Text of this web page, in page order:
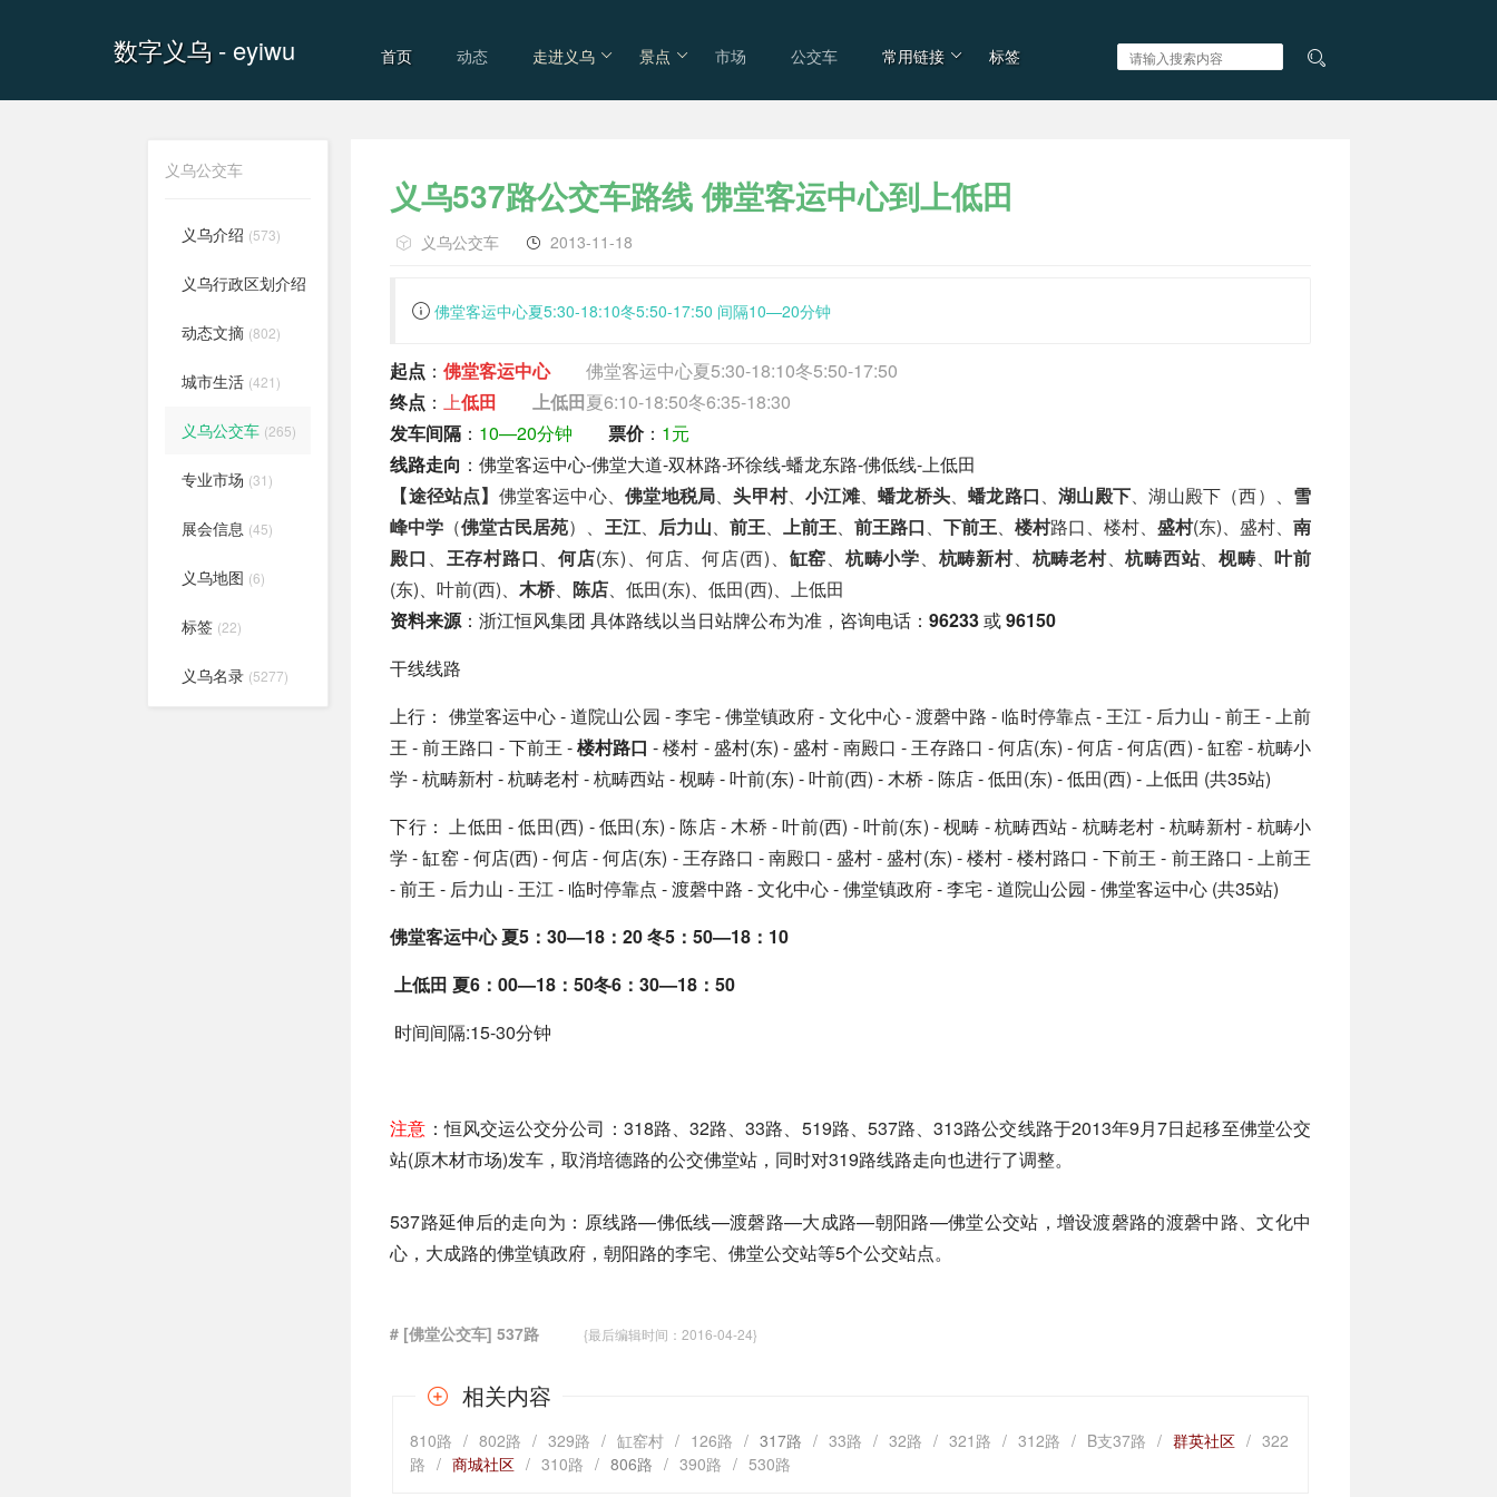
数字义乌 - eyiwu 首页 动态 走进义乌 景点 市场 公交车 常用链接 标签
义乌公交车
义乌介绍 (573)
义乌行政区划介绍
动态文摘 (802)
城市生活 (421)
义乌公交车 (265)
专业市场 (31)
展会信息 (45)
义乌地图 (6)
标签 (22)
义乌名录 (5277)
义乌537路公交车路线 佛堂客运中心到上低田
义乌公交车 2013-11-18
佛堂客运中心夏5:30-18:10冬5:50-17:50 间隔10—20分钟
起点 ：佛堂客运中心
佛堂客运中心夏5:30-18:10冬5:50-17:50
终点 ：上低田 上低田夏6:10-18:50冬6:35-18:30
发车间隔 ： 10—20分钟 票价： 1元
线路走向 ：佛堂客运中心-佛堂大道-双林路-环徐线-蟠龙东路-佛低线-上低田
【途径站点】 佛堂客运中心、佛堂地税局、头甲村、小江滩、蟠龙桥头、蟠龙路口、湖山殿下、湖山殿下（西）、 雪
峰中学 （佛堂古民居苑）、 王江、 后力山、 前王、 上前王、 前王路口、 下前王、 楼村路口、楼村、 盛村(东)、盛村、南
殿口 、 王存村路口、何店(东)、何店、何店(西)、 缸窑、 杭畴小学、 杭畴新村、 杭畴老村、杭畴西站、枧畴、叶前
(东)、叶前(西)、木桥、 陈店、低田(东)、低田(西)、上低田
资料来源：浙江恒风集团 具体路线以当日站牌公布为准，咨询电话：96233或96150
干线线路
上行： 佛堂客运中心 - 道院山公园 - 李宅 - 佛堂镇政府 - 文化中心 - 渡磬中路 - 临时停靠点 - 王江 - 后力山 - 前王 - 上前
王 - 前王路口 - 下前王 -楼村路口 - 楼村 - 盛村(东) - 盛村 - 南殿口 - 王存路口 - 何店(东) - 何店 - 何店(西) - 缸窑 - 杭畴小
学 - 杭畴新村 - 杭畴老村 - 杭畴西站 - 枧畴 - 叶前(东) - 叶前(西) - 木桥 - 陈店 - 低田(东) - 低田(西) - 上低田 (共35站)
下行： 上低田 - 低田(西) - 低田(东) - 陈店 - 木桥 - 叶前(西) - 叶前(东) - 枧畴 - 杭畴西站 - 杭畴老村 - 杭畴新村 - 杭畴小
学 - 缸窑 - 何店(西) - 何店 - 何店(东) - 王存路口 - 南殿口 - 盛村 - 盛村(东) - 楼村 - 楼村路口 - 下前王 - 前王路口 - 上前王
- 前王 - 后力山 - 王江 - 临时停靠点 - 渡磬中路 - 文化中心 - 佛堂镇政府 - 李宅 - 道院山公园 - 佛堂客运中心 (共35站)
佛堂客运中心 夏5：30—18：20 冬5：50—18：10
上低田 夏6：00—18：50冬6：30—18：50
时间间隔:15-30分钟
注意 ：恒风交运公交分公司：318路、32路、33路、519路、537路、313路公交线路于2013年9月7日起移至佛堂公交
站(原木材市场)发车，取消培德路的公交佛堂站，同时对319路线路走向也进行了调整。
537路延伸后的走向为：原线路—佛低线—渡磬路—大成路—朝阳路—佛堂公交站，增设渡磬路的渡磬中路、文化中
心，大成路的佛堂镇政府，朝阳路的李宅、佛堂公交站等5个公交站点。
# [佛堂公交车] 537路 {最后编辑时间：2016-04-24}
相关内容
810路 / 802路 / 329路 / 缸窑村 / 126路 / 317路 / 33路 / 32路 / 321路 / 312路 / B支37路 / 群英社区 / 322
路 / 商城社区 / 310路 / 806路 / 390路 / 530路